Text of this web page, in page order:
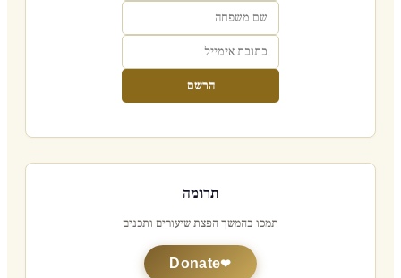
הרשם
תרומה
תמכו בהמשך הפצת שיעורים ותכנים
Donate